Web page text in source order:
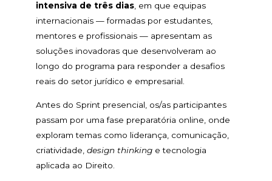
intensiva de três dias, em que equipas
internacionais — formadas por estudantes,
mentores e profissionais — apresentam as
soluções inovadoras que desenvolveram ao
longo do programa para responder a desafios
reais do setor jurídico e empresarial.
Antes do Sprint presencial, os/as participantes
passam por uma fase preparatória online, onde
exploram temas como liderança, comunicação,
criatividade, design thinking e tecnologia
aplicada ao Direito.